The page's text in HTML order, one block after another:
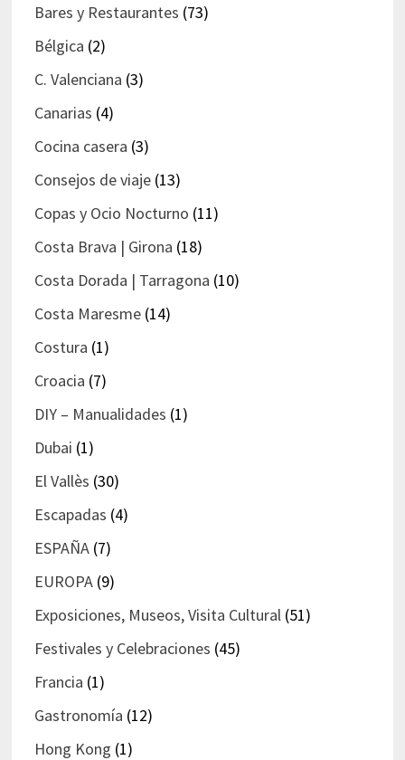
Bares y Restaurantes (73)
Bélgica (2)
C. Valenciana (3)
Canarias (4)
Cocina casera (3)
Consejos de viaje(13)
Copas y Ocio Nocturno (11)
Costa Brava | Girona (18)
Costa Dorada | Tarragona (10)
Costa Maresme(14)
Costura (1)
Croacia (7)
DIY – Manualidades (1)
Dubai (1)
El Vallès (30)
Escapadas (4)
ESPAÑA(7)
EUROPA(9)
Exposiciones, Museos, Visita Cultural(51)
Festivales y Celebraciones (45)
Francia (1)
Gastronomía (12)
Hong Kong (1)